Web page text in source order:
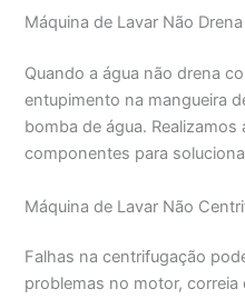
Máquina de Lavar Não
Quando a água não drena
entupimento na mangueira
bomba de água.
componentes para
Máquina de Lavar Não
Falhas na centrifugação
problemas no motor,